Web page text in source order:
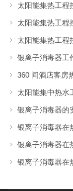
太阳能集热工程
太阳能集热工程
太阳能集热工程
银离子消毒器工
360 间酒店客房
银离子消毒器的
银离子消毒器在